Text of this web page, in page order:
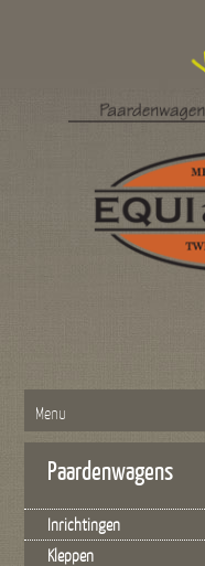
Menu
Paardenwagens
Inrichtingen
Kleppen